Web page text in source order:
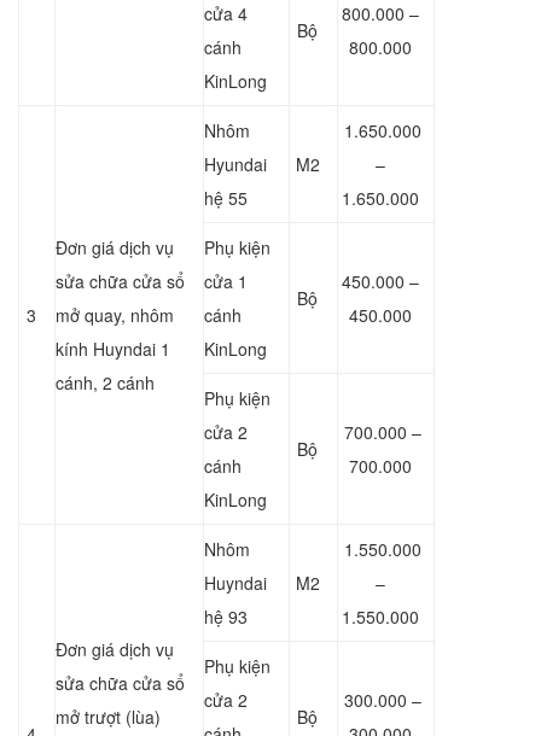
cửa 4
cánh
KinLong
Bộ
800.000 –
800.000
3
Đơn giá dịch vụ
sửa chữa cửa sổ
mở quay, nhôm
kính Huyndai 1
cánh, 2 cánh
Nhôm
Hyundai
hệ 55
M2
1.650.000
–
1.650.000
Phụ kiện
cửa 1
cánh
KinLong
Bộ
450.000 –
450.000
Phụ kiện
cửa 2
cánh
KinLong
Bộ
700.000 –
700.000
Đơn giá dịch vụ
sửa chữa cửa sổ
mở trượt (lùa)
Nhôm
Huyndai
hệ 93
M2
1.550.000
–
1.550.000
Phụ kiện
cửa 2
Bộ
300.000 –